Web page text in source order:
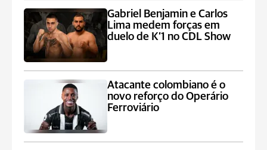
Gabriel Benjamin e Carlos
Lima medem forças em
duelo de K’1 no CDL Show
Atacante colombiano é o
novo reforço do Operário
Ferroviário